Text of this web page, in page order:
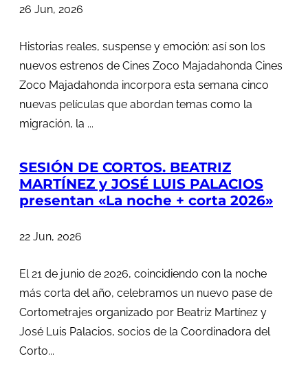
26 Jun, 2026
Historias reales, suspense y emoción: así son los
nuevos estrenos de Cines Zoco Majadahonda Cines
Zoco Majadahonda incorpora esta semana cinco
nuevas películas que abordan temas como la
migración, la ...
SESIÓN DE CORTOS. BEATRIZ
MARTÍNEZ y JOSÉ LUIS PALACIOS
presentan «La noche + corta 2026»
22 Jun, 2026
El 21 de junio de 2026, coincidiendo con la noche
más corta del año, celebramos un nuevo pase de
Cortometrajes organizado por Beatriz Martínez y
José Luis Palacios, socios de la Coordinadora del
Corto...